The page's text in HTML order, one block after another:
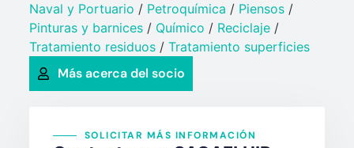
Naval y Portuario​ / Petroquímica​ / Piensos/
Pinturas y barnices​/ Químico​ / Reciclaje/
Tratamiento residuos/ Tratamiento superficies
Más acerca del socio
SOLICITAR MÁS INFORMACIÓN